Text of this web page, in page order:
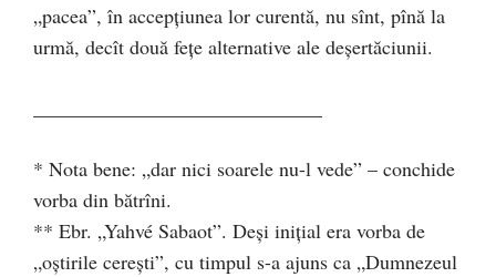
„pacea”, în accepţiunea lor curentă, nu sînt, pînă la
urmă, decît două feţe alternative ale deşertăciunii.
* Nota bene: „dar nici soarele nu-l vede” – conchide
vorba din bătrîni.
** Ebr. „Yahvé Sabaot”. Deşi iniţial era vorba de
„oştirile cereşti”, cu timpul s-a ajuns ca „Dumnezeul